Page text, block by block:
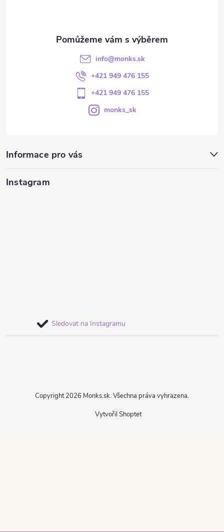
Informace pro vás
info@monks.sk
+421 949 476 155
+421 949 476 155
monks_sk
Instagram
Sledovat na Instagramu
Vytvořil Shoptet
Copyright 2026 Monks.sk. Všechna práva vyhrazena.